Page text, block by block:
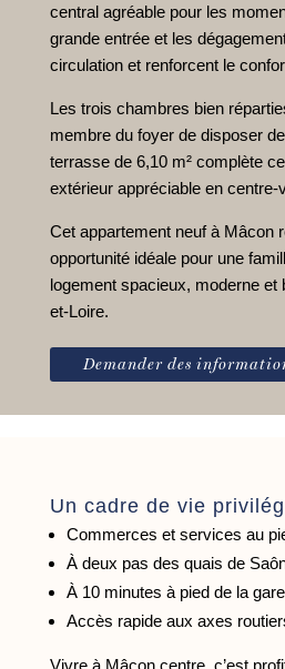
central agréable pour les
grande entrée et les
circulation et renforcent le
Les trois chambres bien
membre du foyer de disposer
terrasse de 6,10 m² complète
extérieur appréciable en centre-
Cet appartement neuf à Mâcon
opportunité idéale pour une
logement spacieux, moderne et
et-Loire.
Demander des
Un cadre de vie
Commerces et services au
À deux pas des quais de
À 10 minutes à pied de la gare
Accès rapide aux axes